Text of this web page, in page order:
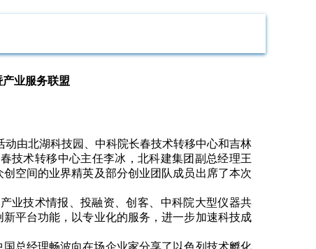
业服务联盟
由北湖科技园、中科院长春技术转移中心和吉林
技术转移中心主任李冰，北科建集团副总经理王
空间的业界精英及部分创业团队成员出席了本次
业技术情报、投融资、创客、中科院大型仪器共
平台功能，以专业化的服务，进一步加速科技成
总经理畅波向在场企业家分享了以色列技术孵化